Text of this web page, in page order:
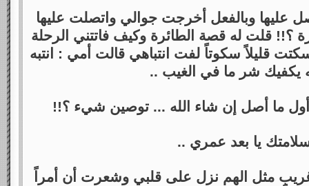
عليها وبالفعل أخرجت جوالي واتصلت عليها
؟!! قلت له قصة الطائرة وكيف فاتتني الرحلة
قليلاً سكوتاً لفت انتباهي قالت أمي : انتبه
يكفيك شر ما في الغيب ..
ما أصل إن شاء الله ... توصين شيء ؟!!
يا بعد عمري ..
مثل الهم نزل على قلبي وشعرت أن أمراً